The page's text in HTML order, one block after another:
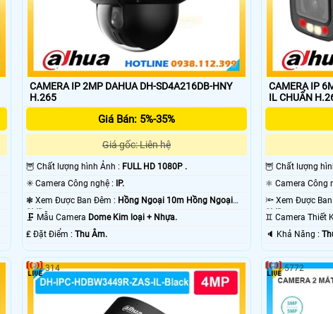
CAMERA IP 2MP DAHUA DH-SD4A216DB-HNY
H.265
Giá Bán: 5%-35%
Giá gốc: Liên hệ
🦉 Chất lượng hình Ảnh : FULL HD 1080P .
✳️ Camera Công nghệ :
IP.
❃ Xem Được Ban Đêm : Hồng Ngoại 10m Hồng Ngoại
SMD.🗜️ Mẫu Camera Dome Kim loại + Nhựa.
️₤ Đặt Điểm : Thu Âm.
CAMERA IP
IL CHUẨN
🦉 Chất lượng
SMD.♊ Camera Thiết
️🔈 Khả Năng :
314 5772